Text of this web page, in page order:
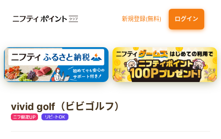
新規登録(無料) ログイン
三井住友カード ゴールド（NL）（家族カード発行） dカード GOLD
【実質初月無料】DMM | Disney+(ディズニープラス) セットプラン
SBI証券 確定拠出年金（iDeCo）
vivid golf（ビビゴルフ）